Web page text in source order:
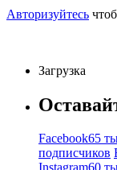
Авторизуйтесь
Загрузка
Facebook65
подписчиков